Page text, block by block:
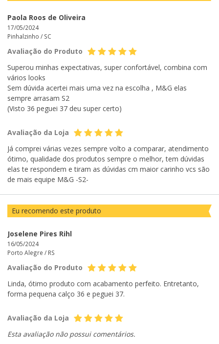
Paola Roos de Oliveira
17/05/2024
Pinhalzinho / SC
Avaliação do Produto
Superou minhas expectativas, super confortável, combina com
vários looks
Sem dúvida acertei mais uma vez na escolha , M&G elas
sempre arrasam S2
(Visto 36 peguei 37 deu super certo)
Avaliação da Loja
Já comprei várias vezes sempre volto a comparar, atendimento
ótimo, qualidade dos produtos sempre o melhor, tem dúvidas
elas te respondem e tiram as dúvidas cm maior carinho vcs são
de mais equipe M&G -S2-
Eu recomendo este produto
Joselene Pires Rihl
16/05/2024
Porto Alegre / RS
Avaliação do Produto
Linda, ótimo produto com acabamento perfeito. Entretanto,
forma pequena calço 36 e peguei 37.
Avaliação da Loja
Esta avaliação não possui comentários.